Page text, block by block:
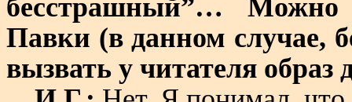
бесстрашный”…
Павки (в данном случае,
вызвать у читателя образ